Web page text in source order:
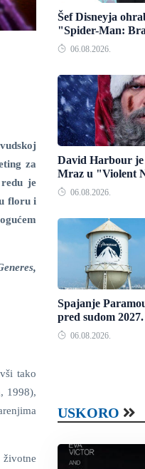
za
je
floru i
tako
1998),
Šef Disneyja
"Spider-Man:
06.08.2026.
David Harbour je
Mraz u "Violent
06.08.2026.
Spajanje
pred sudom 2027.
06.08.2026.
USKORO